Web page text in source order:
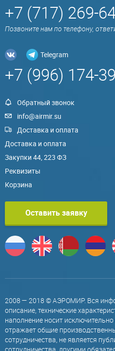
+7 (717) 269-
Позвоните нам по телефону,
Telegram
+7 (996) 174-
Обратный звонок
info@airmir.su
Доставка и оплата
Доставка и оплата
Закупки 44, 223 ФЗ
Реквизиты
Корзина
Оставить заявку
2008 — 2018 © АЭРОМИР. Вся
описание, технические
наполнение носит
отражает общие
сотрудничества, не является